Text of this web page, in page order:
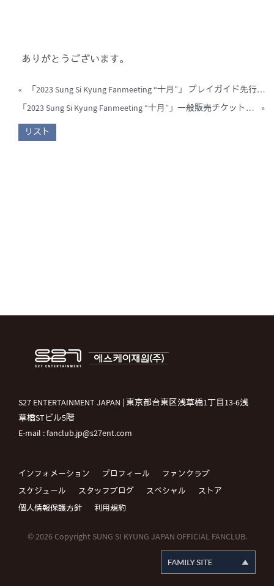
ありがとうございます。
«
「2023 Sung Si Kyung Fanmeeting “十月”」 プレイガイド先行受付のご案内
「2023 Sung Si Kyung Fanmeeting “十月”」一般販売チケット受付のご案内
»
リスト
S27 ENTERTAINMENT JAPAN | 東京都台東区浅草橋1丁目13-6浅
草橋STビル5階
E-mail : fanclub.jp@s27ent.com
インフォメーション プロフィール
ファンクラブ
スケジュール
スタッフブログ スペシャル
ストア
個人情報保護方針
利用規約
© 2026 Copyright SUNG SI KYUNG JAPAN OFFICIAL FANCLUB.